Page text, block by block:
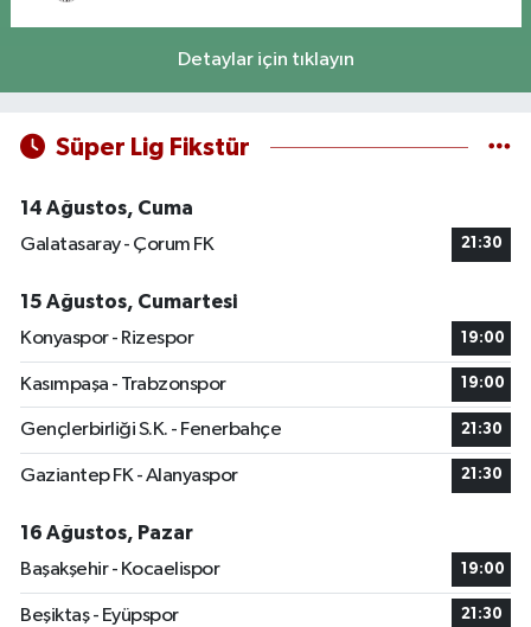
Detaylar için tıklayın
Süper Lig Fikstür
14 Ağustos, Cuma
Galatasaray - Çorum FK
21:30
15 Ağustos, Cumartesi
Konyaspor - Rizespor
19:00
Kasımpaşa - Trabzonspor 19:00
Gençlerbirliği S.K. - Fenerbahçe 21:30
Gaziantep FK - Alanyaspor 21:30
16 Ağustos, Pazar
Başakşehir - Kocaelispor
19:00
Beşiktaş - Eyüpspor 21:30